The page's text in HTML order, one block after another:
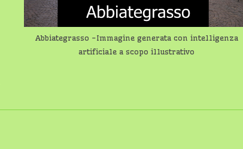
Abbiategrasso -Immagine generata con intelligenza
artificiale a scopo illustrativo